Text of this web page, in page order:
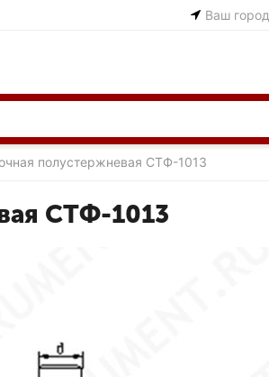
Ваш город
полустержневая СТФ-1013
СТФ-1013